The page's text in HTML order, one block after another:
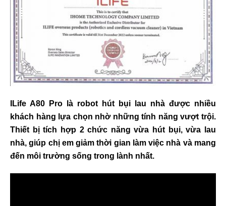
ILife A80 Pro là robot hút bụi lau nhà được nhiều
khách hàng lựa chọn nhờ những tính năng vượt trội.
Thiết bị tích hợp 2 chức năng vừa hút bụi, vừa lau
nhà, giúp chị em giảm thời gian làm việc nhà và mang
đến môi trường sống trong lành nhất.